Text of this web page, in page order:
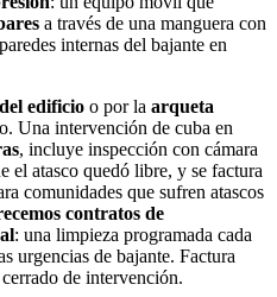
a través de una manguera con
internas del bajante en
edificio o por la arqueta
Una intervención de cuba en
, incluye inspección con cámara
el atasco quedó libre, y se factura
comunidades que sufren atascos
contratos de
: una limpieza programada cada
urgencias de bajante. Factura
de intervención.